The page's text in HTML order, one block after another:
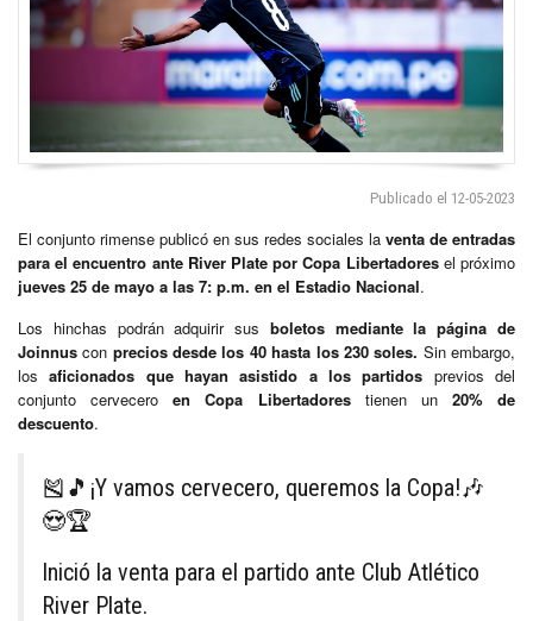
Publicado el 12-05-2023
El conjunto rimense publicó en sus redes sociales la venta de entradas
para el encuentro ante River Plate por Copa Libertadoresel próximo
jueves 25 de mayo a las 7: p.m. en el Estadio Nacional.
Los hinchas podrán adquirir sus boletos mediante la página de
Joinnus con precios desde los 40 hasta los 230 soles. Sin embargo,
losaficionados que hayan asistido a los partidos previos del
conjunto cerveceroen Copa Libertadorestienen un20% de
descuento.
🎽🎵¡Y vamos cervecero, queremos la Copa!🎶
😍🏆
Inició la venta para el partido ante Club Atlético
River Plate.